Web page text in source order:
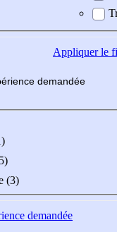
Appliquerle
demandée
(3)
demandée